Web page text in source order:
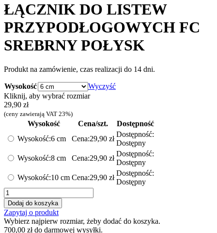
ŁĄCZNIK DO LISTEW
PRZYPODŁOGOWYCH FC
SREBRNY POŁYSK
Produkt na zamówienie, czas realizacji do 14 dni.
Wysokość
Wyczyść
Kliknij, aby wybrać rozmiar
29,90 zł
(ceny zawierają VAT 23%)
Wysokość Cena/szt.
Dostępność
Wysokość:6 cm Cena:29,90 zł
Dostępność:
Dostępny
Wysokość:8 cm Cena:29,90 zł
Dostępność:
Dostępny
Wysokość:10 cm Cena:29,90 zł
Dostępność:
Dostępny
ilość
ŁĄCZNIK
DO
LISTEW
PRZYPODŁOGOWYCH
Dodaj do koszyka
Zapytaj o produkt
Wybierz najpierw rozmiar, żeby dodać do koszyka.
700,00 złdo darmowej wysyłki.